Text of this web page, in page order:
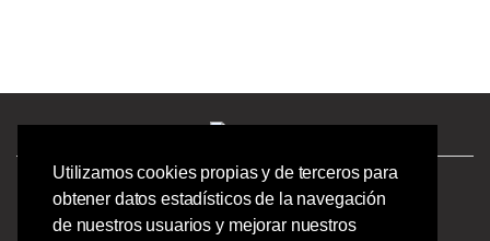
Utilizamos cookies propias y de terceros para
obtener datos estadísticos de la navegación
de nuestros usuarios y mejorar nuestros
¿Tienes preguntas? ¡Llámanos!
986244723 |
Calle Barcelona 41,